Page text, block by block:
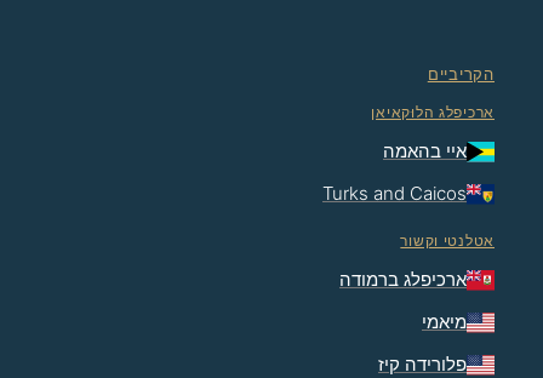
הקריביים
ארכיפלג הלוּקאיאן
איי בהאמה
Turks and Caicos
אטלנטי וקשור
ארכיפלג ברמודה
מיאמי
פלורידה קיז